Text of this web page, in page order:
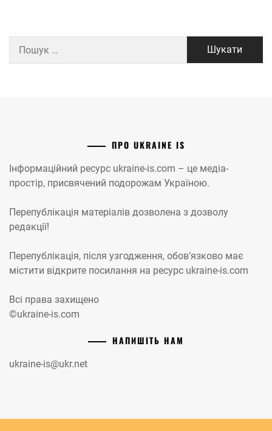
ПРО UKRAINE IS
Інформаційний ресурс ukraine-is.com – це медіа-
простір, присвячений подорожам Україною.
Перепублікація матеріалів дозволена з дозволу
редакції!
Перепублікація, після узгодження, обов’язково має
містити відкрите посилання на ресурс ukraine-is.com
Всі права захищено
©ukraine-is.com
НАПИШІТЬ НАМ
ukraine-is@ukr.net